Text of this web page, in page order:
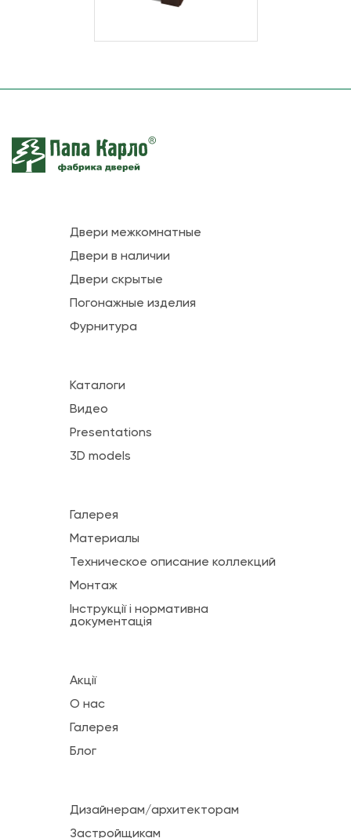
Двери межкомнатные
Двери в наличии
Двери скрытые
Погонажные изделия
Фурнитура
Каталоги
Видео
Presentations
3D models
Галерея
Материалы
Техническое описание коллекций
Монтаж
Інструкції і нормативна
документація
Акції
О нас
Галерея
Блог
Дизайнерам/архитекторам
Застройщикам